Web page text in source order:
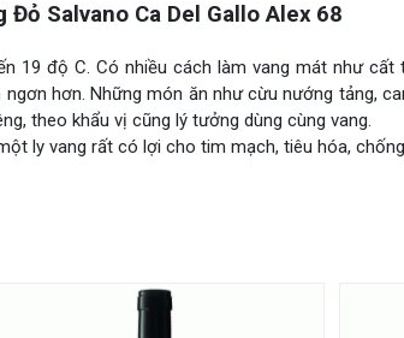
Salvano Ca Del Gallo Alex 68
19 độ C. Có nhiều cách làm vang mát như cất
hơn. Những món ăn như cừu nướng tảng,
theo khẩu vị cũng lý tưởng dùng cùng vang.
ly vang rất có lợi cho tim mạch, tiêu hóa,